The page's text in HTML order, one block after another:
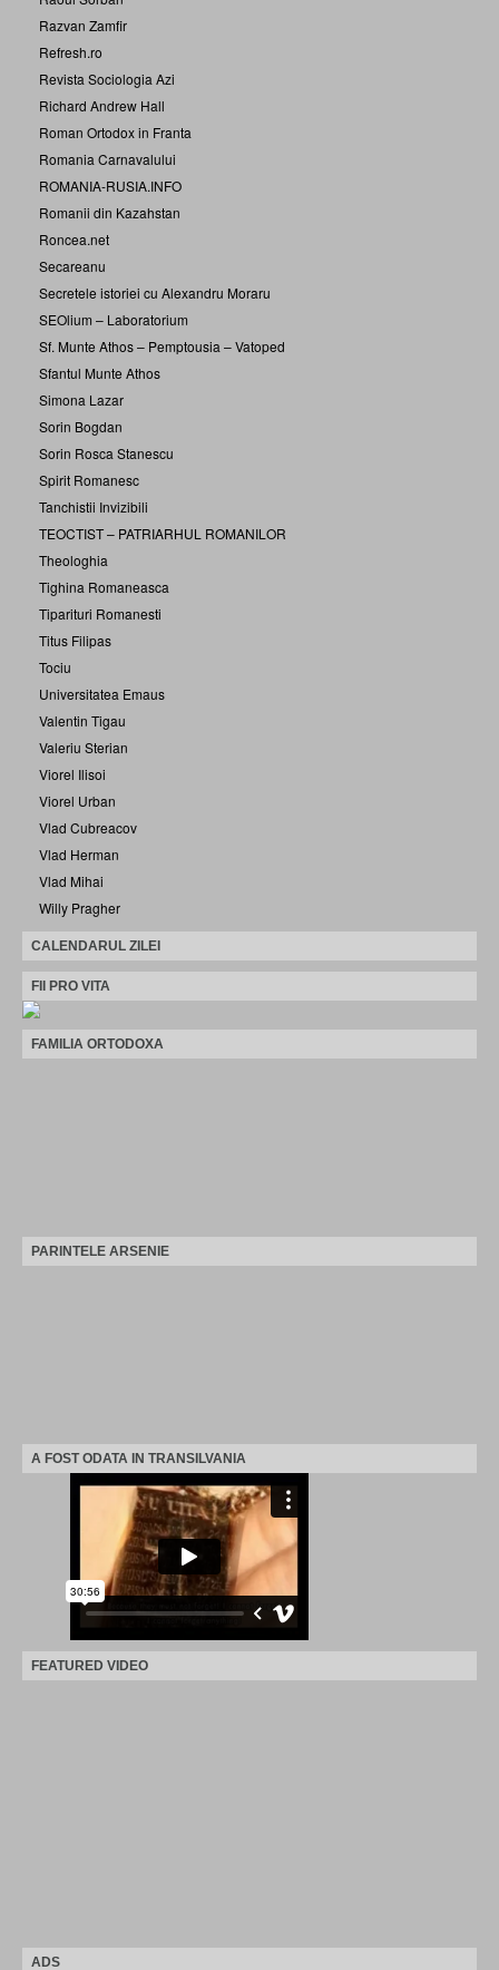
Razvan Zamfir
Refresh.ro
Revista Sociologia Azi
Richard Andrew Hall
Roman Ortodox in Franta
Romania Carnavalului
ROMANIA-RUSIA.INFO
Romanii din Kazahstan
Roncea.net
Secareanu
Secretele istoriei cu Alexandru Moraru
SEOlium – Laboratorium
Sf. Munte Athos – Pemptousia – Vatoped
Sfantul Munte Athos
Simona Lazar
Sorin Bogdan
Sorin Rosca Stanescu
Spirit Romanesc
Tanchistii Invizibili
TEOCTIST – PATRIARHUL ROMANILOR
Theologhia
Tighina Romaneasca
Tiparituri Romanesti
Titus Filipas
Tociu
Universitatea Emaus
Valentin Tigau
Valeriu Sterian
Viorel Ilisoi
Viorel Urban
Vlad Cubreacov
Vlad Herman
Vlad Mihai
Willy Pragher
CALENDARUL ZILEI
FII PRO VITA
FAMILIA ORTODOXA
PARINTELE ARSENIE
A FOST ODATA IN TRANSILVANIA
FEATURED VIDEO
ADS